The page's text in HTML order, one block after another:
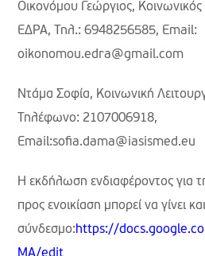
Οικονόμου Γεώργιος,
ΕΔΡΑ, Τηλ.: 6948256585, Email:
oikonomou.edra@gmail.com
Ντάμα Σοφία, Κοινωνική
Τηλέφωνο: 2107006918,
Email:sofia.dama@iasismed.eu
Η εκδήλωση ενδιαφέροντος για
προς ενοικίαση μπορεί να γίνει
σύνδεσμο:https://